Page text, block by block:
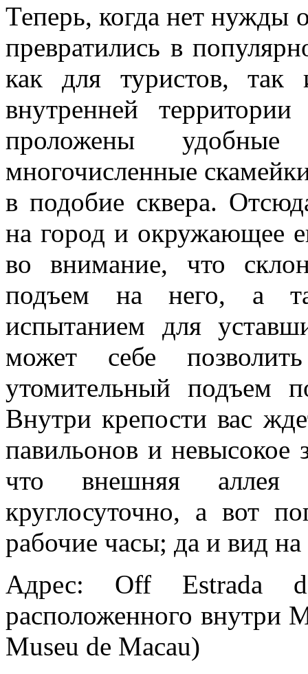
Теперь, когда нет нужды
превратились в
как для туристов,
внутренней
проложены
многочисленные
в подобие сквера.
на город и окружающее
во внимание, что
подъем на него, а
испытанием для
может себе
утомительный подъем
Внутри крепости вас
павильонов и
что внешняя аллея
круглосуточно, а вот
рабочие часы; да и вид
Адрес: Off Estrada
расположенного внутри
Museu de Macau)